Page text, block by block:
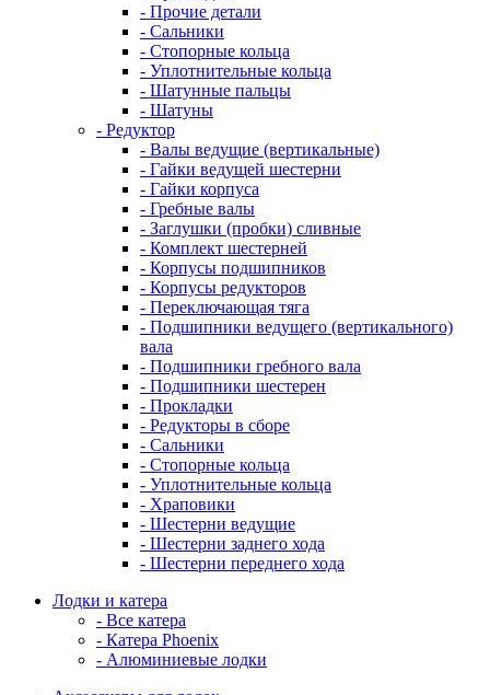
- Прочие детали
- Сальники
- Стопорные кольца
- Уплотнительные кольца
- Шатунные пальцы
- Шатуны
- Редуктор
- Валы ведущие (вертикальные)
- Гайки ведущей шестерни
- Гайки корпуса
- Гребные валы
- Заглушки (пробки) сливные
- Комплект шестерней
- Корпусы подшипников
- Корпусы редукторов
- Переключающая тяга
- Подшипники ведущего (вертикального)
вала
- Подшипники гребного вала
- Подшипники шестерен
- Прокладки
- Редукторы в сборе
- Сальники
- Стопорные кольца
- Уплотнительные кольца
- Храповики
- Шестерни ведущие
- Шестерни заднего хода
- Шестерни переднего хода
Лодки и катера
- Все катера
- Катера Phoenix
- Алюминиевые лодки